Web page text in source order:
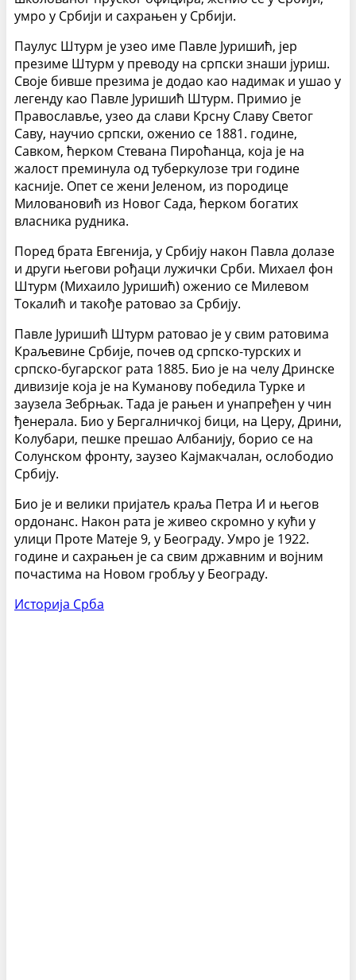
умро у Србији и сахрањен у Србији.
Паулус Штурм је узео име Павле Јуришић, јер
презиме Штурм у преводу на српски знаши јуриш.
Своје бивше презима је додао као надимак и ушао у
легенду као Павле Јуришић Штурм. Примио је
Православље, узео да слави Крсну Славу Светог
Саву, научио српски, оженио се 1881. године,
Савком, ћерком Стевана Пироћанца, која је на
жалост преминула од туберкулозе три године
касније. Опет се жени Јеленом, из породице
Миловановић из Новог Сада, ћерком богатих
власника рудника.
Поред брата Евгенија, у Србију након Павла долазе
и други његови рођаци лужички Срби. Михаел фон
Штурм (Михаило Јуришић) оженио се Милевом
Токалић и такође ратовао за Србију.
Павле Јуришић Штурм ратовао је у свим ратовима
Краљевине Србије, почев од српско-турских и
српско-бугарског рата 1885. Био је на челу Дринске
дивизије која је на Куманову победила Турке и
заузела Зебрњак. Тада је рањен и унапређен у чин
ђенерала. Био у Бергалничкој бици, на Церу, Дрини,
Колубари, пешке прешао Албанију, борио се на
Солунском фронту, заузео Кајмакчалан, ослободио
Србију.
Био је и велики пријатељ краља Петра И и његов
ордонанс. Након рата је живео скромно у кући у
улици Проте Матеје 9, у Београду. Умро је 1922.
године и сахрањен је са свим државним и војним
почастима на Новом гробљу у Београду.
Историја Срба